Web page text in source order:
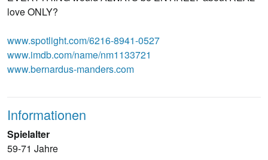
love ONLY?
www.spotlight.com/6216-8941-0527
www.imdb.com/name/nm1133721
www.bernardus-manders.com
Informationen
Spielalter
59-71 Jahre